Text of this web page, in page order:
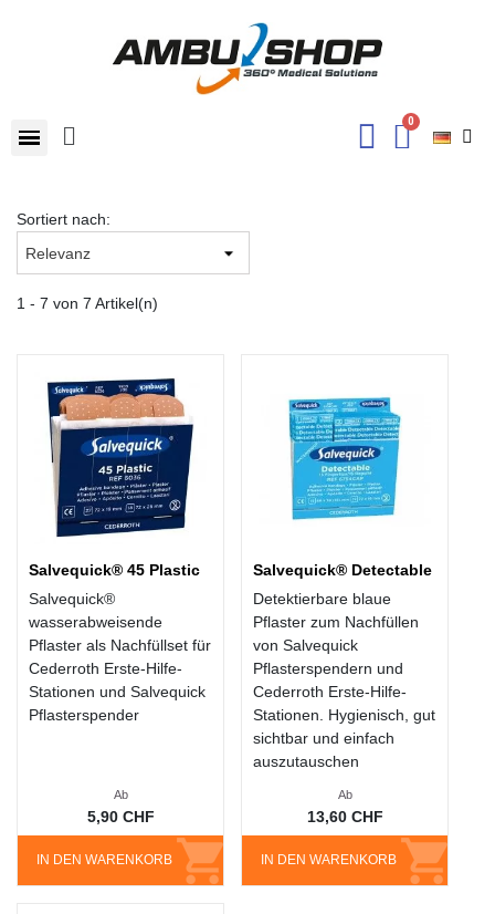
Sortiert nach:
1 - 7 von 7 Artikel(n)
Salvequick® 45 Plastic
Salvequick®
wasserabweisende
Pflaster als Nachfüllset für
Cederroth Erste-Hilfe-
Stationen und Salvequick
Pflasterspender
IN DEN WARENKORB
Ab
5,90 CHF
Salvequick® Detectable
Detektierbare blaue
Pflaster zum Nachfüllen
von Salvequick
Pflasterspendern und
Cederroth Erste-Hilfe-
Stationen. Hygienisch, gut
sichtbar und einfach
auszutauschen
IN DEN WARENKORB
Ab
13,60 CHF